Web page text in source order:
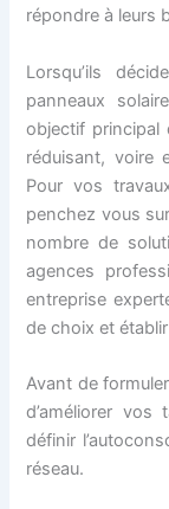
répondre à leurs
Lorsqu’ils
panneaux
objectif principal
réduisant, voire
Pour vos
penchez vous
nombre de
agences
entreprise
de choix et
Avant de
d’améliorer vos
définir
réseau.